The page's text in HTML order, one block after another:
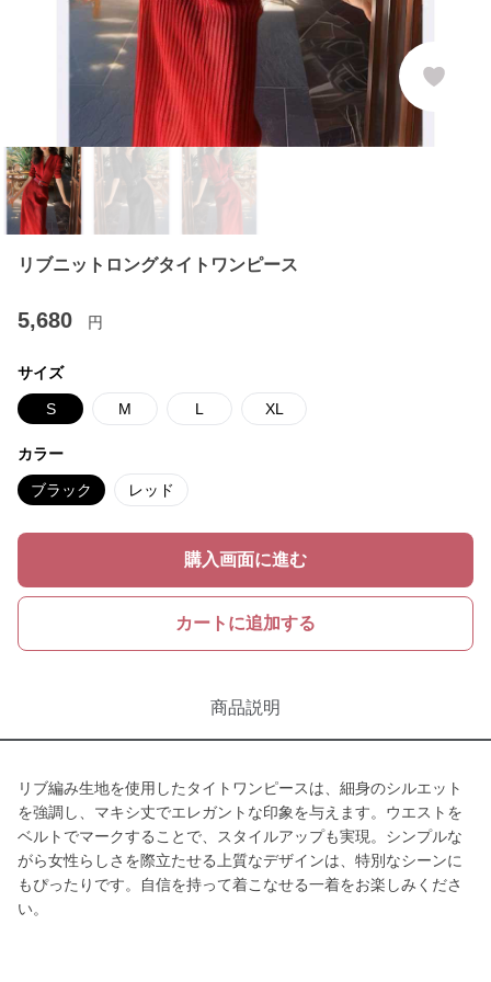
リブニットロングタイトワンピース
5,680 円
サイズ
S M L XL
カラー
ブラック レッド
購入画面に進む
カートに追加する
商品説明
リブ編み生地を使用したタイトワンピースは、細身のシルエット
を強調し、マキシ丈でエレガントな印象を与えます。ウエストを
ベルトでマークすることで、スタイルアップも実現。シンプルな
がら女性らしさを際立たせる上質なデザインは、特別なシーンに
もぴったりです。自信を持って着こなせる一着をお楽しみくださ
い。